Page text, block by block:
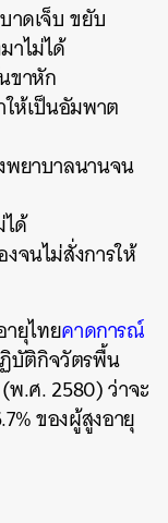
าดเจ็บ ขยับ
าไม่ได้
ขาหัก
ห้เป็นอัมพาต
พยาบาลนานจน
ด้
จนไม่สั่งการให้
ยุไทยคาดการณ์
บัติกิจวัตรพื้น
พ.ศ. 2580) ว่าจะ
ของผู้สูงอายุ